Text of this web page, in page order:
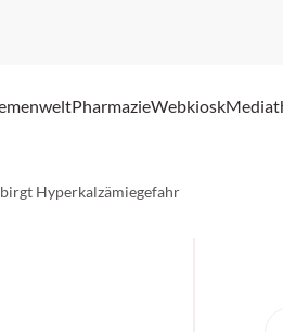
PharmazieWebkiosk
Hyperkalzämiegefahr